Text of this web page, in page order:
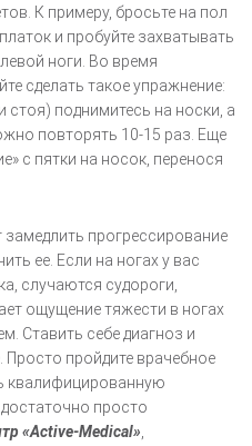
К примеру, бросьте на пол
и пробуйте захватывать
ноги. Во время
сделать такое упражнение:
поднимитесь на носки, а
повторять 10-15 раз. Еще
с пятки на носок, перенося
прогрессирование
ее. Если на ногах у вас
случаются судороги,
ощущение тяжести в ногах
Ставить себе диагноз и
пройдите врачебное
квалифицированную
просто
«Active-Medical»